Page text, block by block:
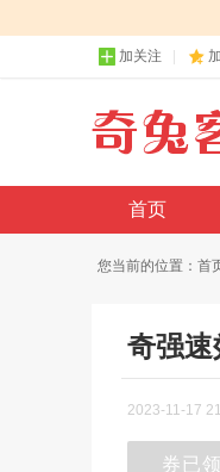
加关注
首页
您当前的位置： 首
奇强
2023-11-17
券已